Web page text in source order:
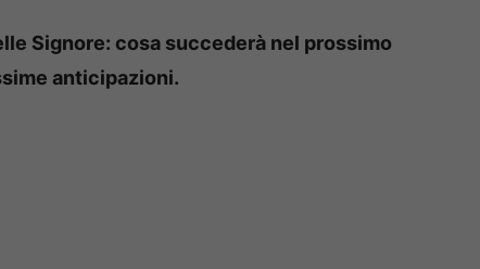
Signore: cosa succederà nel prossimo
anticipazioni.